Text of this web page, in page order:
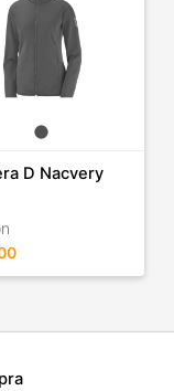
D Nacvery